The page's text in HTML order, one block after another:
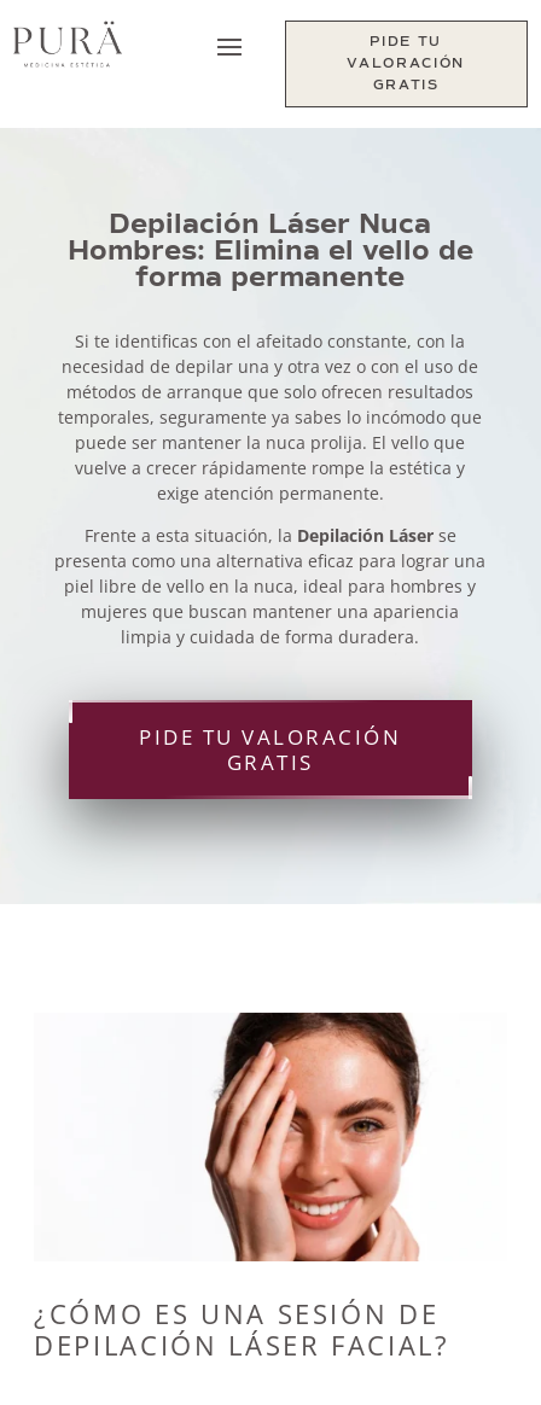
PIDE TU
VALORACIÓN
GRATIS
Depilación Láser Nuca
Hombres: Elimina el vello de
forma permanente
Si te identificas con el afeitado constante, con la
necesidad de depilar una y otra vez o con el uso de
métodos de arranque que solo ofrecen resultados
temporales, seguramente ya sabes lo incómodo que
puede ser mantener la nuca prolija. El vello que
vuelve a crecer rápidamente rompe la estética y
exige atención permanente.
Frente a esta situación, la Depilación Láserse
presenta como una alternativa eficaz para lograr una
piel libre de vello en la nuca, ideal para hombres y
mujeres que buscan mantener una apariencia
limpia y cuidada de forma duradera.
PIDE TU VALORACIÓN
GRATIS
¿CÓMO ES UNA SESIÓN DE
DEPILACIÓN LÁSER FACIAL?